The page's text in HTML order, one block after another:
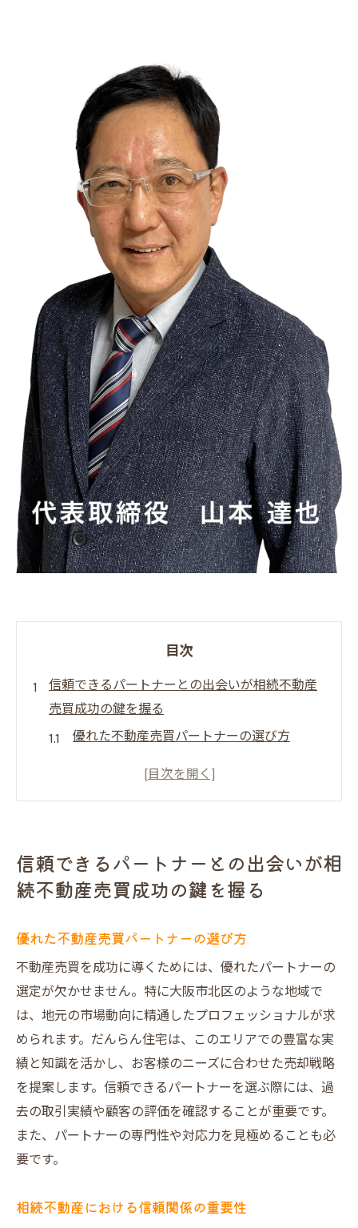
目次
信頼できるパートナーとの出会いが相続不動産
売買成功の鍵を握る
優れた不動産売買パートナーの選び方
相続不動産における信頼関係の重要性
不動産売買の成功例から学ぶパートナー選
び
買戦略
市場動向を踏まえた最新の売買戦略
大阪市北区に特化した地域密着型サービス
だんらん住宅の売買戦略の特徴
他社との差別化を図る独自の方法
成功事例に学ぶ効果的な不動産売買戦略
不動産売買のプロが教える戦略のポイント
早川様
地域に根ざした知識を活かした最適な売却プラ
地域特性を活かした売却プランの立案
信頼できるパートナーとの出会いが相
続不動産売買成功の鍵を握る
優れた不動産売買パートナーの選び方
不動産売買を成功に導くためには、優れたパートナーの
選定が欠かせません。特に大阪市北区のような地域で
は、地元の市場動向に精通したプロフェッショナルが求
められます。だんらん住宅は、このエリアでの豊富な実
績と知識を活かし、お客様のニーズに合わせた売却戦略
を提案します。信頼できるパートナーを選ぶ際には、過
去の取引実績や顧客の評価を確認することが重要です。
また、パートナーの専門性や対応力を見極めることも必
要です。
相続不動産における信頼関係の重要性